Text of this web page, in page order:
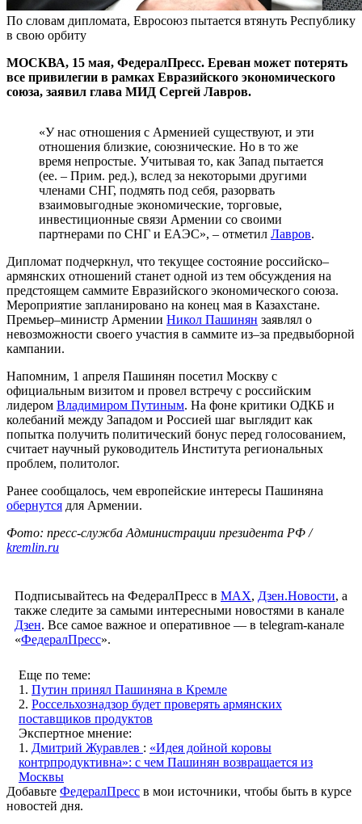
По словам дипломата, Евросоюз пытается втянуть Республику
в свою орбиту
МОСКВА, 15 мая, ФедералПресс. Ереван может потерять
все привилегии в рамках Евразийского экономического
союза, заявил глава МИД Сергей Лавров.
«У нас отношения с Арменией существуют, и эти
отношения близкие, союзнические. Но в то же
время непростые. Учитывая то, как Запад пытается
(ее. – Прим. ред.), вслед за некоторыми другими
членами СНГ, подмять под себя, разорвать
взаимовыгодные экономические, торговые,
инвестиционные связи Армении со своими
партнерами по СНГ и ЕАЭС», – отметил Лавров.
Дипломат подчеркнул, что текущее состояние российско–
армянских отношений станет одной из тем обсуждения на
предстоящем саммите Евразийского экономического союза.
Мероприятие запланировано на конец мая в Казахстане.
Премьер–министр Армении Никол Пашинян заявлял о
невозможности своего участия в саммите из–за предвыборной
кампании.
Напомним, 1 апреля Пашинян посетил Москву с
официальным визитом и провел встречу с российским
лидером Владимиром Путиным. На фоне критики ОДКБ и
колебаний между Западом и Россией шаг выглядит как
попытка получить политический бонус перед голосованием,
считает научный руководитель Института региональных
проблем, политолог.
Ранее сообщалось, чем европейские интересы Пашиняна
обернутся для Армении.
Фото: пресс-служба Администрации президента РФ /
kremlin.ru
Подписывайтесь на ФедералПресс в МАХ, Дзен.Новости, а
также следите за самыми интересными новостями в канале
Дзен. Все самое важное и оперативное — в telegram-канале
«ФедералПресс».
Еще по теме:
1. Путин принял Пашиняна в Кремле
2. Россельхознадзор будет проверять армянских
поставщиков продуктов
Экспертное мнение:
1. Дмитрий Журавлев : «Идея дойной коровы
контрпродуктивна»: с чем Пашинян возвращается из
Москвы
Добавьте ФедералПресс в мои источники, чтобы быть в курсе
новостей дня.